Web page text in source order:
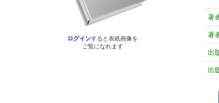
ログインすると表紙画像を
ご覧になれます
著
著
出
出